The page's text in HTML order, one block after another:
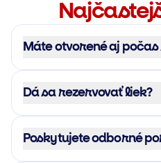
Máte otvorené aj počas
Dá sa rezervovať liek?
Poskytujete odborné